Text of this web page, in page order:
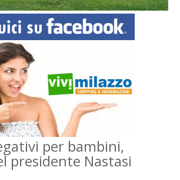
per bambini,
presidente Nastasi